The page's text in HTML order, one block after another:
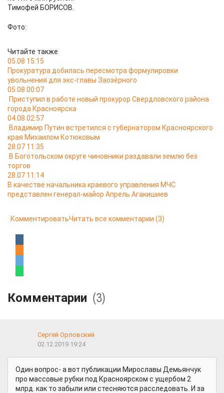
Тимофей БОРИСОВ.
Фото:
Читайте также
05.08 15:15
Прокуратура добилась пересмотра формулировки
увольнения для экс-главы Заозёрного
05.08 00:07
Приступил в работе новый прокурор Свердловского района
города Красноярска
04.08 02:57
Владимир Путин встретился с губернатором Красноярского
края Михаилом Котюковым
28.07 11:35
В Боготольском округе чиновники раздавали землю без
торгов
28.07 11:14
В качестве начальника краевого управления МЧС
представлен генерал-майор Апрель Агакишиев
КомментироватьЧитать все комментарии (3)
Комментарии (3)
Сергей Орловский
02.12.2019 19:24
Один вопрос- а вот публикации Мирославы Демьянчук
про массовые рубки под Красноярском с ущербом 2
млрд. как то забыли или стесняются расследовать. И за